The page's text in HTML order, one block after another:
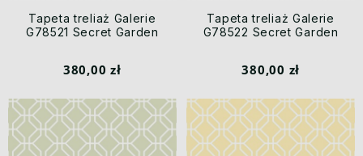
Tapeta treliaż Galerie
G78521 Secret Garden
380,00 zł
Tapeta treliaż Galerie
G78522 Secret Garden
380,00 zł